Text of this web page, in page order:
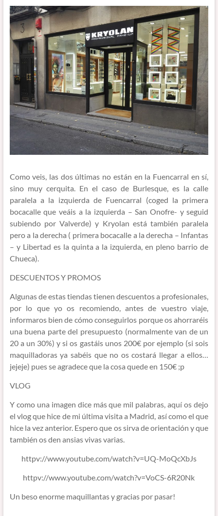
Como veis, las dos últimas no están en la Fuencarral en sí,
sino muy cerquita. En el caso de Burlesque, es la calle
paralela a la izquierda de Fuencarral (coged la primera
bocacalle que veáis a la izquierda – San Onofre- y seguid
subiendo por Valverde) y Kryolan está también paralela
pero a la derecha ( primera bocacalle a la derecha – Infantas
– y Libertad es la quinta a la izquierda, en pleno barrio de
Chueca).
DESCUENTOS Y PROMOS
Algunas de estas tiendas tienen descuentos a profesionales,
por lo que yo os recomiendo, antes de vuestro viaje,
informaros bien de cómo conseguirlos porque os ahorraréis
una buena parte del presupuesto (normalmente van de un
20 a un 30%) y si os gastáis unos 200€ por ejemplo (si sois
maquilladoras ya sabéis que no os costará llegar a ellos…
jejeje) pues se agradece que la cosa quede en 150€ ;p
VLOG
Y como una imagen dice más que mil palabras, aquí os dejo
el vlog que hice de mi última visita a Madrid, así como el que
hice la vez anterior. Espero que os sirva de orientación y que
también os den ansias vivas varias.
httpv://www.youtube.com/watch?v=UQ-MoQcXbJs
httpv://www.youtube.com/watch?v=VoCS-6R20Nk
Un beso enorme maquillantas y gracias por pasar!